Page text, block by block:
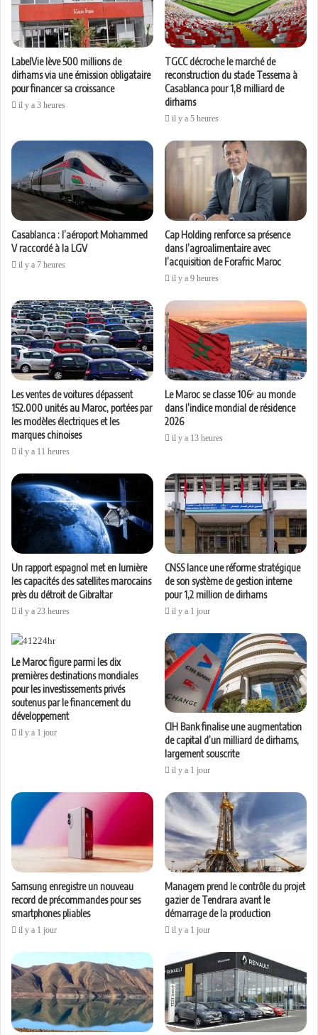
LabelVie lève 500 millions de
dirhams via une émission obligataire
pour financer sa croissance
il y a 3 heures
TGCC décroche le marché de
reconstruction du stade Tessema à
Casablanca pour 1,8 milliard de
dirhams
il y a 5 heures
Casablanca : l’aéroport Mohammed
V raccordé à la LGV
il y a 7 heures
Cap Holding renforce sa présence
dans l’agroalimentaire avec
l’acquisition de Forafric Maroc
il y a 9 heures
Les ventes de voitures dépassent
152.000 unités au Maroc, portées par
les modèles électriques et les
marques chinoises
il y a 11 heures
Le Maroc se classe 106ᵉ au monde
dans l’indice mondial de résidence
2026
il y a 13 heures
Un rapport espagnol met en lumière
les capacités des satellites marocains
près du détroit de Gibraltar
il y a 23 heures
CNSS lance une réforme stratégique
de son système de gestion interne
pour 1,2 million de dirhams
il y a 1 jour
Le Maroc figure parmi les dix
premières destinations mondiales
pour les investissements privés
soutenus par le financement du
développement
il y a 1 jour
CIH Bank finalise une augmentation
de capital d’un milliard de dirhams,
largement souscrite
il y a 1 jour
Samsung enregistre un nouveau
record de précommandes pour ses
smartphones pliables
il y a 1 jour
Managem prend le contrôle du projet
gazier de Tendrara avant le
démarrage de la production
il y a 1 jour